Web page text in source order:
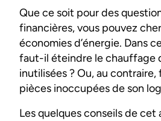
Que ce soit pour des
financières, vous pouvez
économies d’énergie. Dans
faut-il éteindre le chauffage
inutilisées ? Ou, au
pièces inoccupées de son
Les quelques conseils de cet